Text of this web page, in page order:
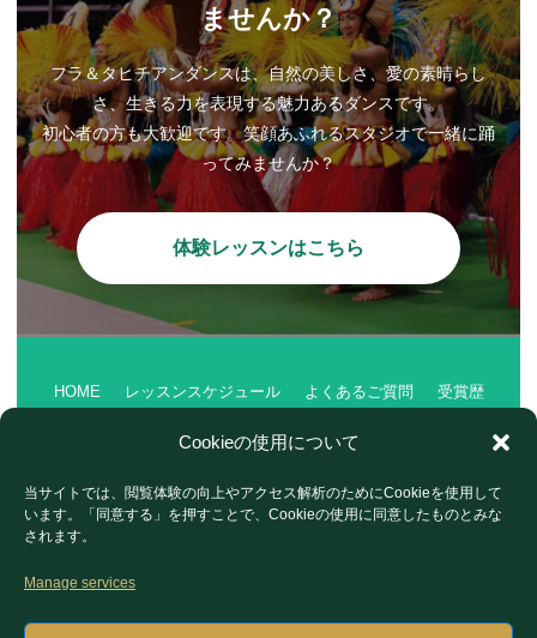
Cookieの使用について
当サイトでは、閲覧体験の向上やアクセス解析のためにCookieを使用して
います。「同意する」を押すことで、Cookieの使用に同意したものとみな
されます。
Manage services
ませんか？
フラ＆タヒチアンダンスは、自然の美しさ、愛の素晴らし
さ、生きる力を表現する魅力あるダンスです。
初心者の方も大歓迎です。笑顔あふれるスタジオで一緒に踊
ってみませんか？
体験レッスンはこちら
HOME レッスンスケジュール よくあるご質問 受賞歴
会社案内
プライバシーポリシー フォトギャラリー